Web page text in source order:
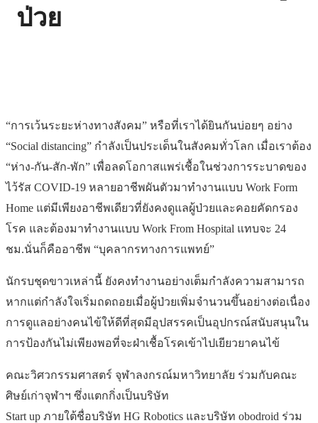
ป่วย
“การเว้นระยะห่างทางสังคม” หรือที่เราได้ยินกันบ่อยๆ อย่าง
“Social distancing” กำลังเป็นประเด็นในสังคมทั่วโลก เมื่อเราต้อง
“ห่าง-กัน-สัก-พัก” เพื่อลดโอกาสแพร่เชื้อในช่วงการระบาดของ
ไว้รัส COVID-19 หลายอาชีพผันตัวมาทำงานแบบ Work Form
Home แต่มีเพียงอาชีพเดียวที่ยังคงดูแลผู้ป่วยและคอยคัดกรอง
โรค และต้องมาทำงานแบบ Work From Hospital แทบจะ 24
ชม.นั่นก็คืออาชีพ “บุคลากรทางการแพทย์”
นักรบชุดขาวเหล่านี้ ยังคงทำงานอย่างเต็มกำลังความสามารถ
หากแต่กำลังใจเริ่มถดถอยเมื่อผู้ป่วยเพิ่มจำนวนขึ้นอย่างต่อเนื่อง
การดูแลอย่างคนไข้ให้ดีที่สุดมีอุปสรรคเป็นอุปกรณ์สนับสนุนใน
การป้องกันไม่เพียงพอที่จะฝ่าเชื้อโรคเข้าไปเยียวยาคนไข้
คณะวิศวกรรมศาสตร์ จุฬาลงกรณ์มหาวิทยาลัย ร่วมกับคณะ
ศิษย์เก่าจุฬาฯ ซึ่งแตกกิ่งเป็นบริษัท
Start up ภายใต้ชื่อบริษัท HG Robotics และบริษัท obodroid ร่วม